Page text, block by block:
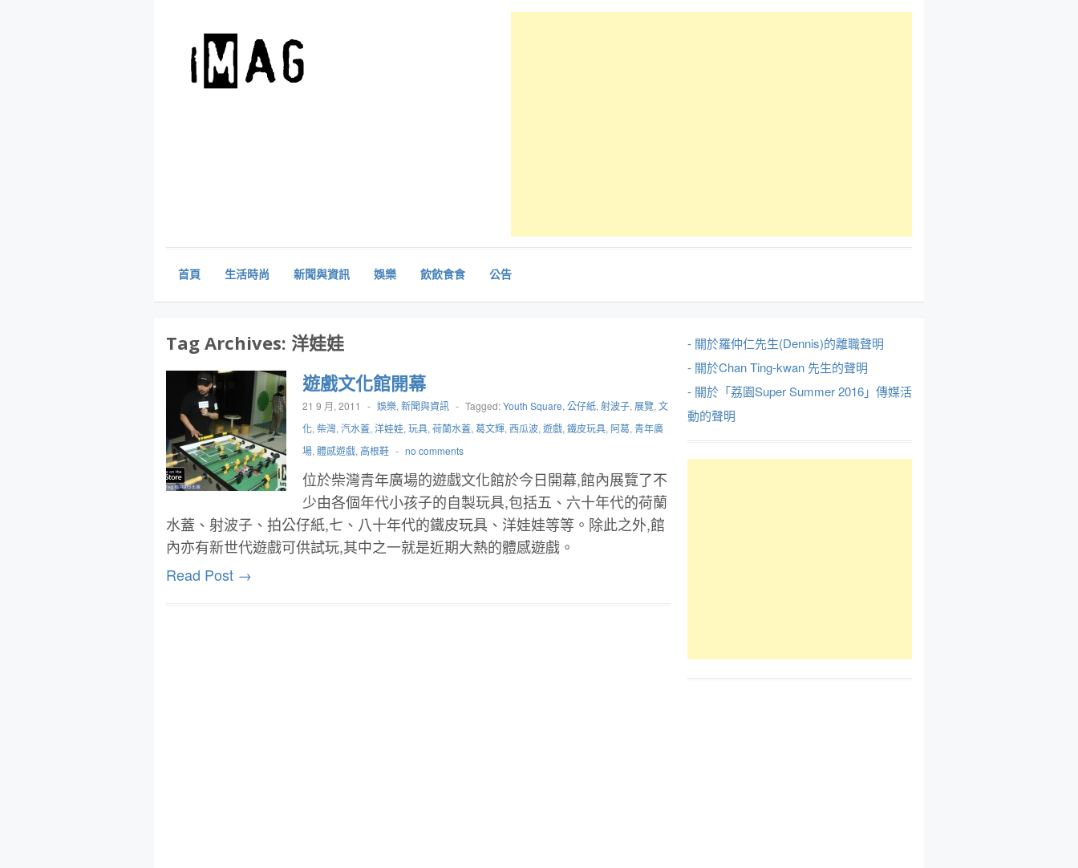
首頁 生活時尚 新聞與資訊 娛樂 飲飲食食 公告
Tag Archives: 洋娃娃
遊戲文化館開幕
21 9 月, 2011 - 娛樂, 新聞與資訊 - Tagged:Youth Square, 公仔紙, 射波子, 展覽, 文
化, 柴灣, 汽水蓋, 洋娃娃, 玩具, 荷蘭水蓋, 葛文輝, 西瓜波, 遊戲, 鐵皮玩具, 阿葛, 青年廣
場, 體感遊戲, 高根鞋 - no comments
位於柴灣青年廣場的遊戲文化館於今日開幕,館內展覽了不
少由各個年代小孩子的自製玩具,包括五、六十年代的荷蘭
水蓋、射波子、拍公仔紙,七、八十年代的鐵皮玩具、洋娃娃等等。除此之外,館
內亦有新世代遊戲可供試玩,其中之一就是近期大熱的體感遊戲。
Read Post →
- 關於羅仲仁先生(Dennis)的離職聲明
- 關於Chan Ting-kwan 先生的聲明
- 關於「荔園Super Summer 2016」傳媒活
動的聲明